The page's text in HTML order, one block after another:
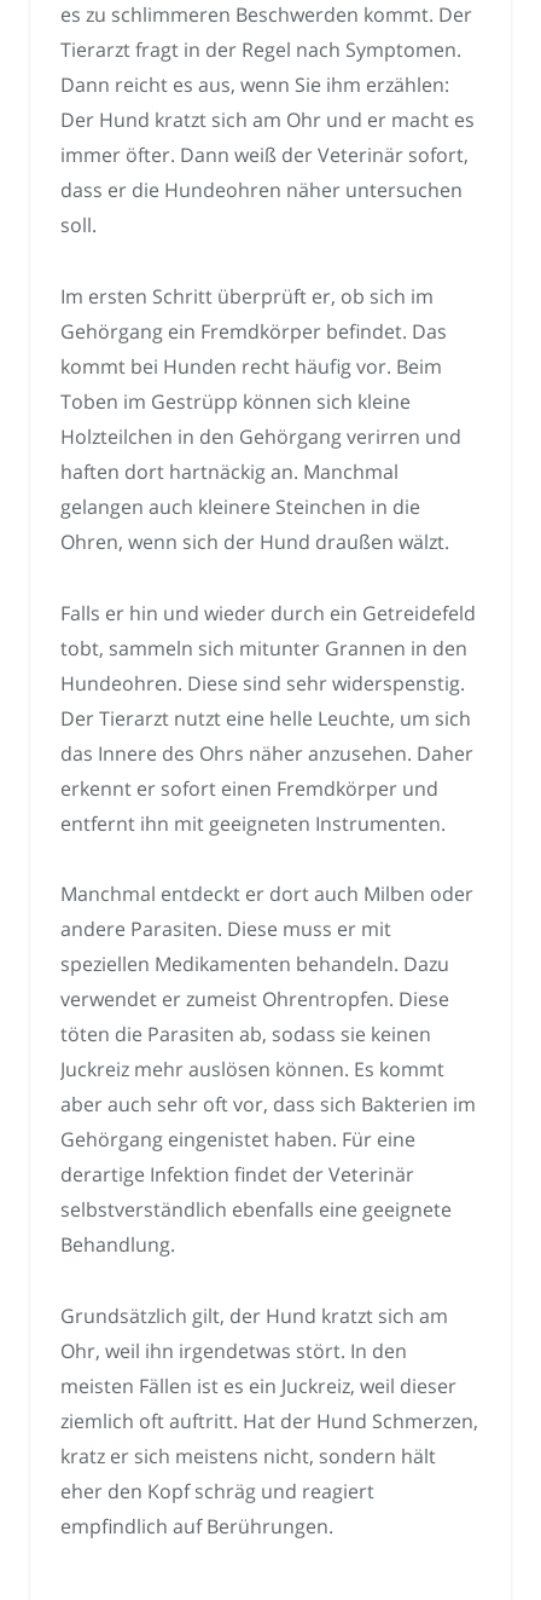
es zu schlimmeren Beschwerden kommt. Der
Tierarzt fragt in der Regel nach Symptomen.
Dann reicht es aus, wenn Sie ihm erzählen:
Der Hund kratzt sich am Ohr und er macht es
immer öfter. Dann weiß der Veterinär sofort,
dass er die Hundeohren näher untersuchen
soll.
Im ersten Schritt überprüft er, ob sich im
Gehörgang ein Fremdkörper befindet. Das
kommt bei Hunden recht häufig vor. Beim
Toben im Gestrüpp können sich kleine
Holzteilchen in den Gehörgang verirren und
haften dort hartnäckig an. Manchmal
gelangen auch kleinere Steinchen in die
Ohren, wenn sich der Hund draußen wälzt.
Falls er hin und wieder durch ein Getreidefeld
tobt, sammeln sich mitunter Grannen in den
Hundeohren. Diese sind sehr widerspenstig.
Der Tierarzt nutzt eine helle Leuchte, um sich
das Innere des Ohrs näher anzusehen. Daher
erkennt er sofort einen Fremdkörper und
entfernt ihn mit geeigneten Instrumenten.
Manchmal entdeckt er dort auch Milben oder
andere Parasiten. Diese muss er mit
speziellen Medikamenten behandeln. Dazu
verwendet er zumeist Ohrentropfen. Diese
töten die Parasiten ab, sodass sie keinen
Juckreiz mehr auslösen können. Es kommt
aber auch sehr oft vor, dass sich Bakterien im
Gehörgang eingenistet haben. Für eine
derartige Infektion findet der Veterinär
selbstverständlich ebenfalls eine geeignete
Behandlung.
Grundsätzlich gilt, der Hund kratzt sich am
Ohr, weil ihn irgendetwas stört. In den
meisten Fällen ist es ein Juckreiz, weil dieser
ziemlich oft auftritt. Hat der Hund Schmerzen,
kratz er sich meistens nicht, sondern hält
eher den Kopf schräg und reagiert
empfindlich auf Berührungen.